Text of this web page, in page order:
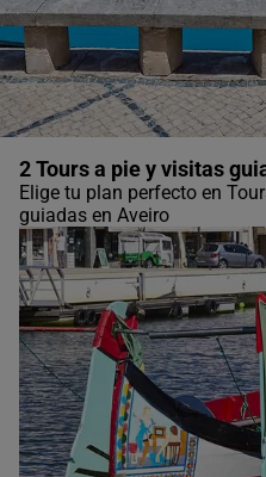
2 Tours a pie y visitas
Elige tu plan perfecto en
guiadas en Aveiro